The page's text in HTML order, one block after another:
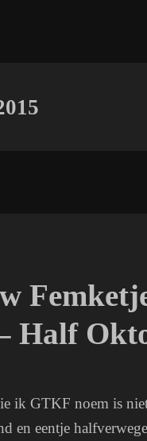
Half
ik GTKF noem is
en eentje